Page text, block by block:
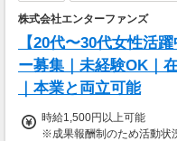
株式会社エンターファンズ
【20代〜30代女性活
ー募集｜未経験OK｜
｜本業と両立可能
時給1,500円以上可能
※成果報酬制のため活動状